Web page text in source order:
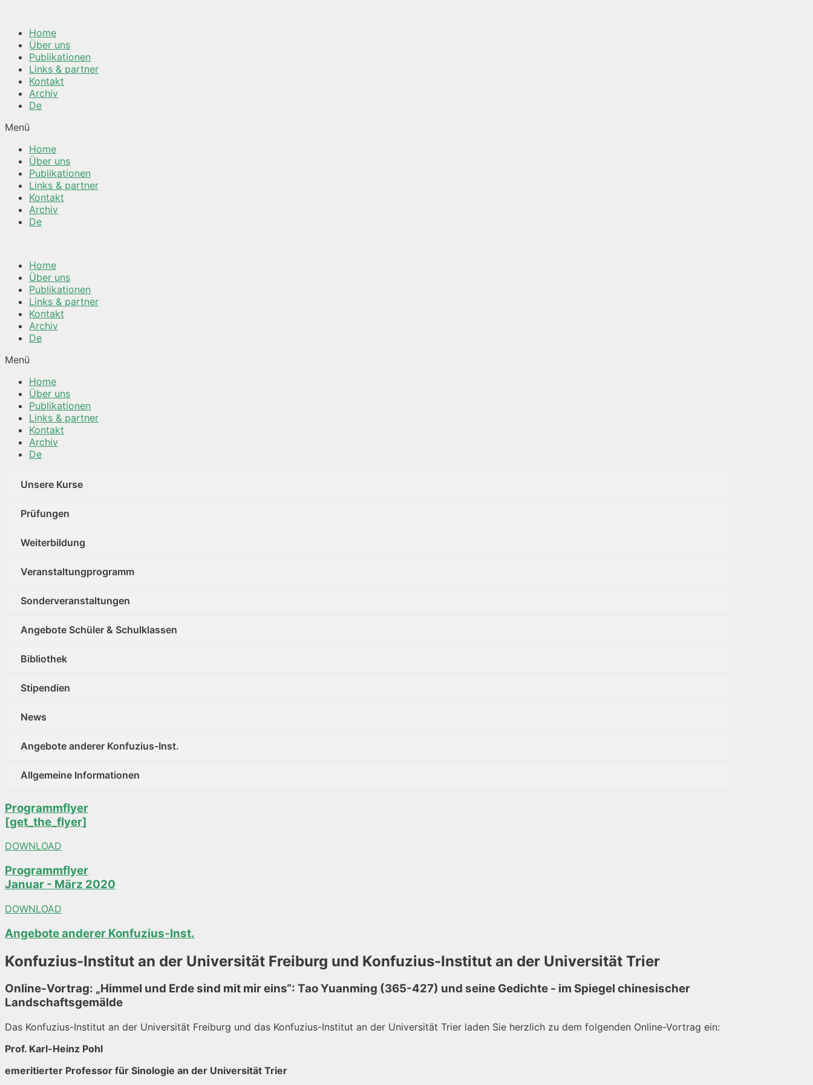
Inhalt Home
Über uns
Publikationen
Links & partner
Kontakt
Archiv
De
Menü
Home
Über uns
Publikationen
Links & partner
Kontakt
Archiv
De
Home
Über uns
Publikationen
Links & partner
Kontakt
Archiv
De
Menü
Home
Über uns
Publikationen
Links & partner
Kontakt
Archiv
De
Unsere Kurse
Prüfungen
Weiterbildung
Veranstaltungprogramm
Sonderveranstaltungen
Angebote Schüler & Schulklassen
Bibliothek
Stipendien
News
Angebote anderer Konfuzius-Inst.
Allgemeine Informationen
Programmflyer
[get_the_flyer]
DOWNLOAD
Programmflyer
Januar - März 2020
DOWNLOAD
Angebote anderer Konfuzius-Inst.
Konfuzius-Institut an der Universität Freiburg und Konfuzius-Institut an der Universität Trier
Online-Vortrag: „Himmel und Erde sind mit mir eins“: Tao Yuanming (365-427) und seine Gedichte - im Spiegel chinesischer
Landschaftsgemälde
Das Konfuzius-Institut an der Universität Freiburg und das Konfuzius-Institut an der Universität Trier laden Sie herzlich zu dem folgenden Online-Vortrag ein:
Prof. Karl-Heinz Pohl
emeritierter Professor für Sinologie an der Universität Trier